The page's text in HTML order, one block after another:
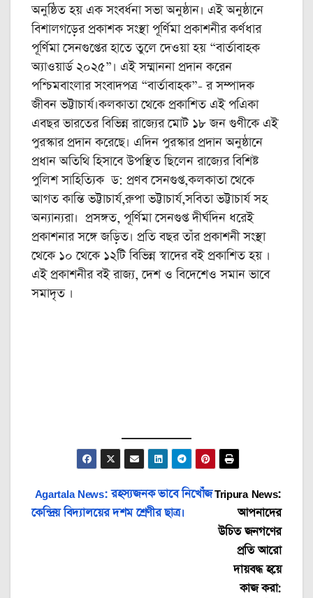
অনুষ্ঠিত হয় এক সংবর্ধনা সভা অনুষ্ঠান। এই অনুষ্ঠানে
বিশালগড়ের প্রকাশক সংস্থা পূর্ণিমা প্রকাশনীর কর্ণধার
পূর্ণিমা সেনগুপ্তের হাতে তুলে দেওয়া হয় “বার্তাবাহক
অ্যাওয়ার্ড ২০২৫”। এই সম্মাননা প্রদান করেন
পশ্চিমবাংলার সংবাদপত্র “বার্তাবাহক”- র সম্পাদক
জীবন ভট্টাচার্য।কলকাতা থেকে প্রকাশিত এই পএিকা
এবছর ভারতের বিভিন্ন রাজ্যের মোট ১৮ জন গুণীকে এই
পুরস্কার প্রদান করেছে। এদিন পুরস্কার প্রদান অনুষ্ঠানে
প্রধান অতিথি হিসাবে উপস্থিত ছিলেন রাজ্যের বিশিষ্ট
পুলিশ সাহিত্যিক ড: প্রণব সেনগুপ্ত,কলকাতা থেকে
আগত কান্তি ভট্টাচার্য,রুপা ভট্টাচার্য,সবিতা ভট্টাচার্য সহ
অন্যান্যরা। প্রসঙ্গত, পূর্ণিমা সেনগুপ্ত দীর্ঘদিন ধরেই
প্রকাশনার সঙ্গে জড়িত। প্রতি বছর তাঁর প্রকাশনী সংস্থা
থেকে ১০ থেকে ১২টি বিভিন্ন স্বাদের বই প্রকাশিত হয় ।
এই প্রকাশনীর বই রাজ্য, দেশ ও বিদেশেও সমান ভাবে
সমাদৃত ।
Post
Tripura News:
আপনাদের
উচিত জনগণের
প্রতি আরো
দায়বদ্ধ হয়ে
কাজ করা:
Agartala News: রহস্যজনক ভাবে নিখোঁজ
কেন্দ্রিয় বিদ্যালয়ের দশম শ্রেণীর ছাত্র।